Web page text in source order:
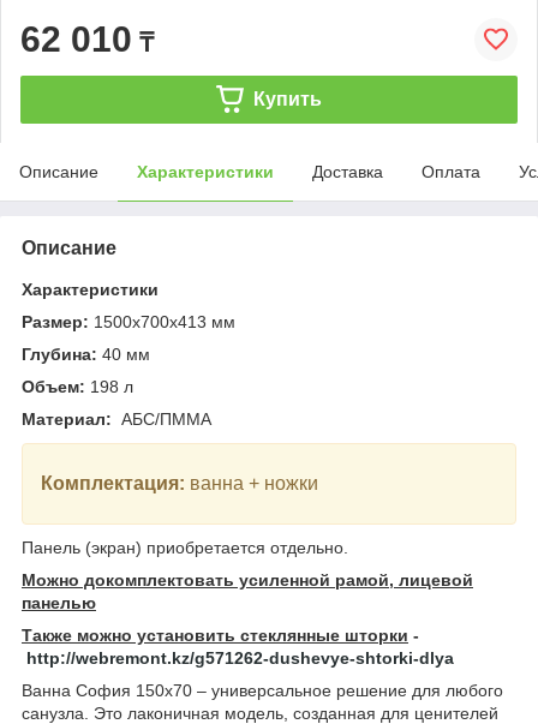
62 010 ₸
Купить
Описание Характеристики Доставка Оплата
Описание
Характеристики
Размер: 1500x700x413 мм
Глубина: 40 мм
Объем: 198 л
Материал: АБС/ПММА
Комплектация: ванна + ножки
Панель (экран) приобретается отдельно.
Можно докомплектовать усиленной рамой, лицевой
панелью
Также можно установить стеклянные шторки -
http://webremont.kz/g571262-dushevye-shtorki-dlya
Ванна София 150х70 – универсальное решение для любого
санузла. Это лаконичная модель, созданная для ценителей